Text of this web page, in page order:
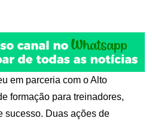
em parceria com o Alto
formação para treinadores,
sucesso. Duas ações de